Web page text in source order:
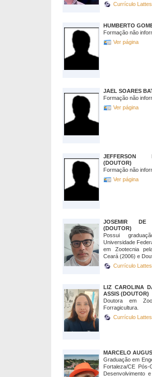
Currículo
HUMBERTO
Formação não
Ver página
JAEL SOARES
Formação não
Ver página
JEFFERSON
(DOUTOR)
Formação não
Ver página
JOSEMIR DE
(DOUTOR)
Possui
Universidade
em Zootecnia
Ceará (2006) e
Currículo
LIZ CAROLINA
ASSIS (DOUTOR)
Doutora em
Forragicultura.
Currículo
MARCELO
Graduação em
Fortaleza/CE
Desenvolvimento